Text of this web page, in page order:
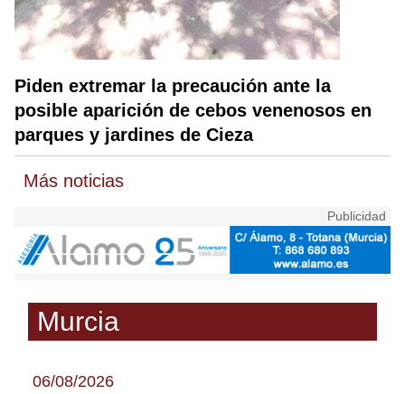
Piden extremar la precaución ante la
posible aparición de cebos venenosos en
parques y jardines de Cieza
Más noticias
Murcia
06/08/2026